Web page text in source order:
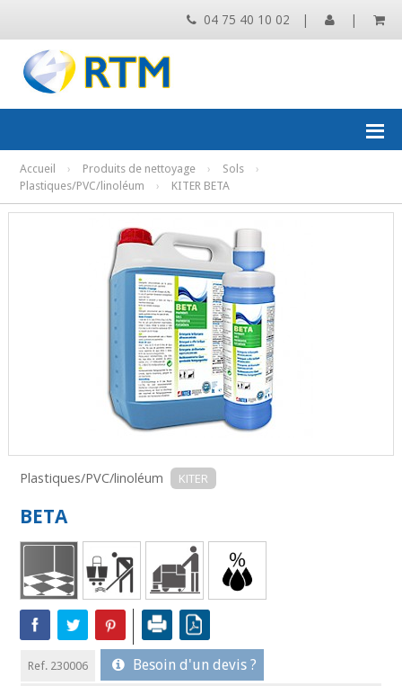
04 75 40 10 02 | |
Accueil › Produits de nettoyage › Sols
›
Plastiques/PVC/linoléum
› KITER BETA
Plastiques/PVC/linoléum KITER
BETA
Ref. 230006 Besoin d'un devis ?